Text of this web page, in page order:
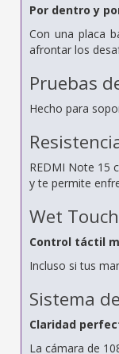
Por dentro y
Con una placa
afrontar los
Pruebas
Hecho para
REDMI Note 15
y te permite
Wet
Control táctil
Incluso si tus
Sistema
Claridad
La cámara de